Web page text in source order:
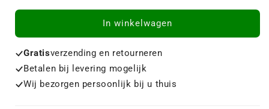
In winkelwagen
Gratisverzending en retourneren
Betalen bij levering mogelijk
Wij bezorgen persoonlijk bij u thuis